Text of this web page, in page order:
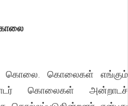
கொலை. கொலைகள் எங்கும்
கொலைகள் அன்றாடச்